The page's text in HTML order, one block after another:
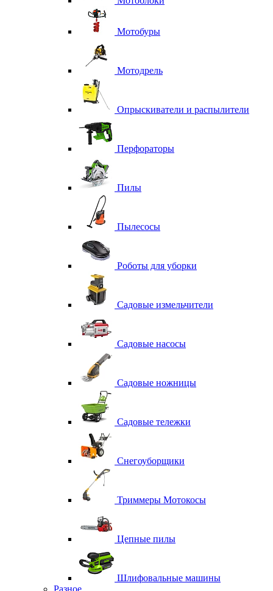
Мотобуры
Мотодрель
Опрыскиватели и распылители
Перфораторы
Пилы
Пылесосы
Роботы для уборки
Садовые измельчители
Садовые насосы
Садовые ножницы
Садовые тележки
Снегоуборщики
Триммеры Мотокосы
Цепные пилы
Шлифовальные машины
Разное